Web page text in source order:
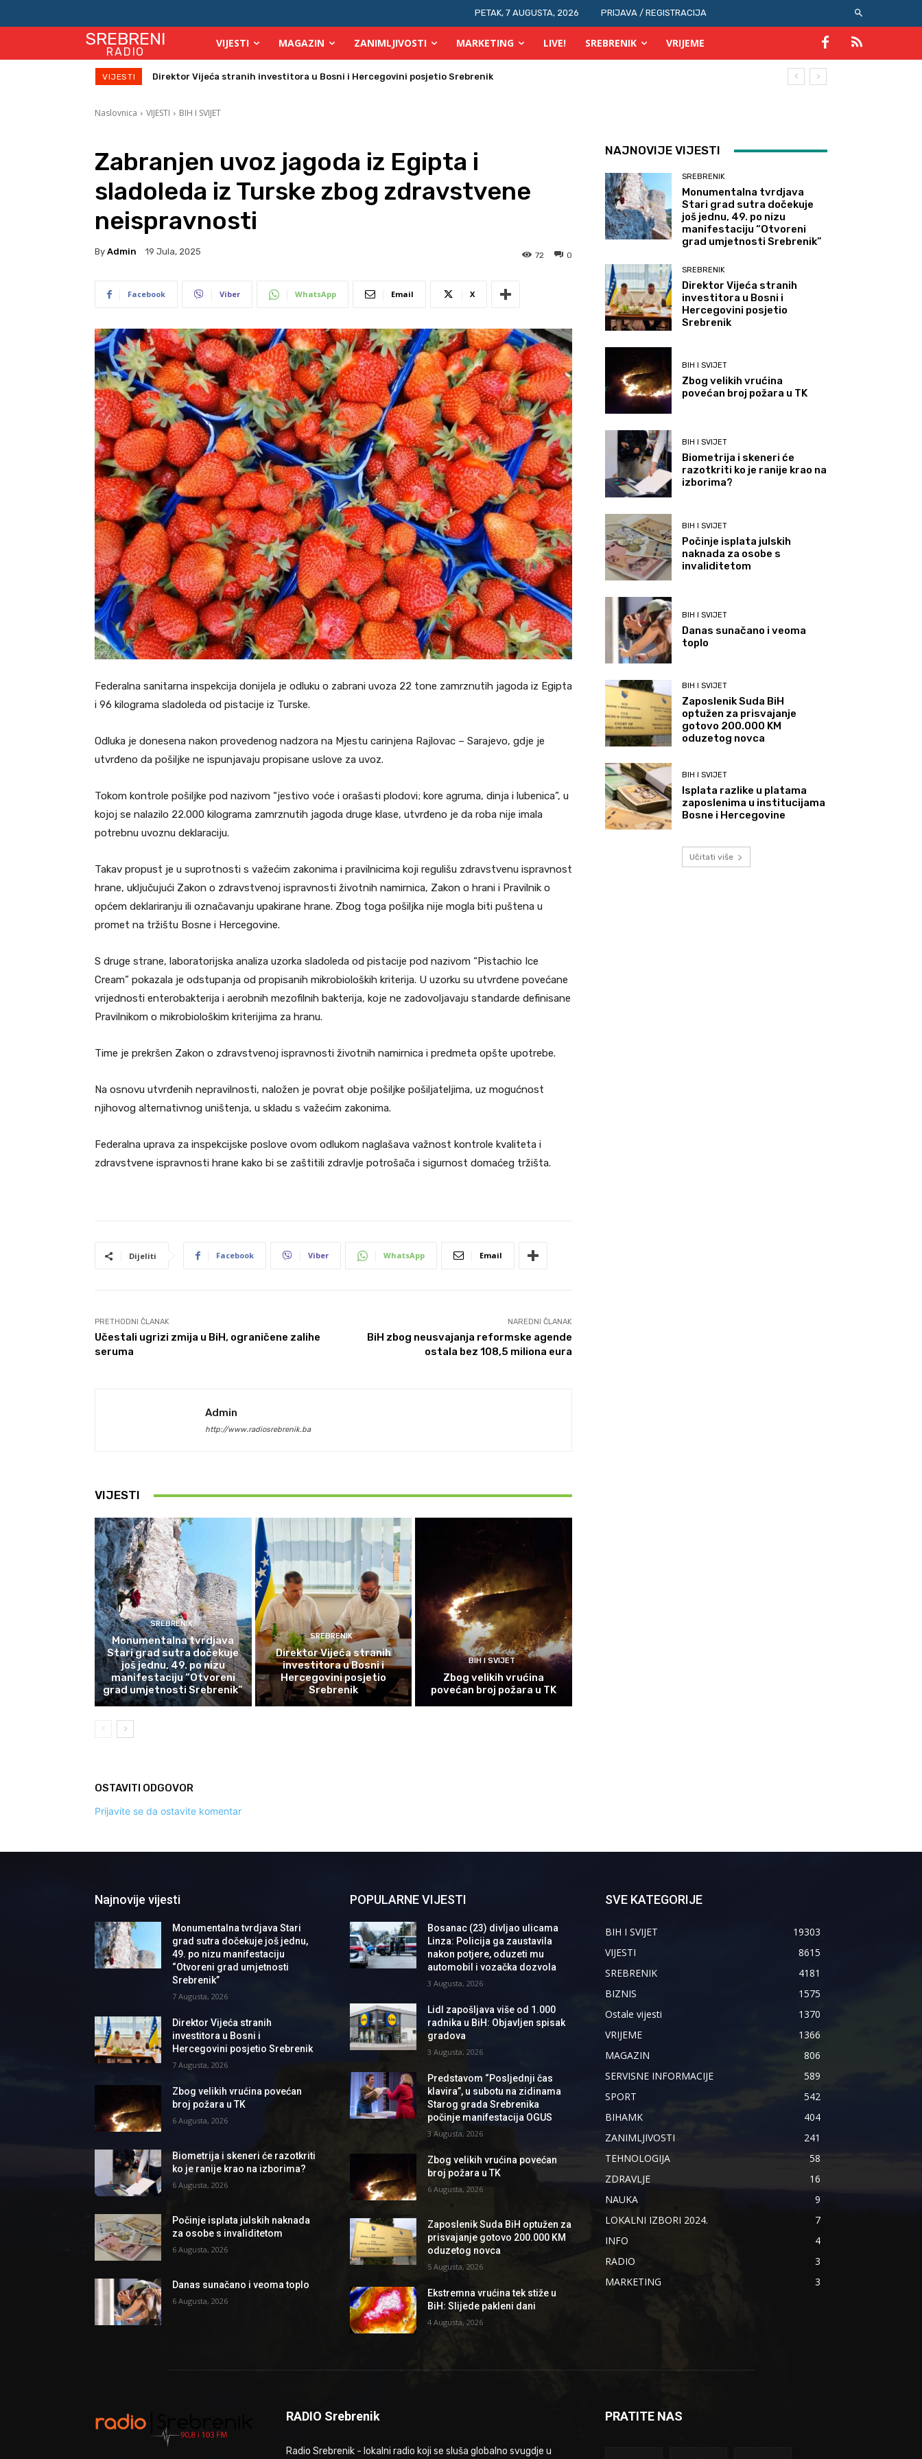
PETAK, 7 AUGUSTA, 2026 PRIJAVA / REGISTRACIJA
SREBRENI
RADIO
VIJESTI MAGAZIN ZANIMLJIVOSTI MARKETING LIVE! SREBRENIK VRIJEME
VIJESTI Zbog velikih vrućina povećan broj požara u TK
Naslovnica VIJESTI BIH I SVIJET
Zabranjen uvoz jagoda iz Egipta i
sladoleda iz Turske zbog zdravstvene
neispravnosti
By Admin 19 Jula, 2025 0
72
Facebook Viber WhatsApp Email X
Federalna sanitarna inspekcija donijela je odluku o zabrani uvoza 22 tone zamrznutih jagoda iz Egipta
i 96 kilograma sladoleda od pistacije iz Turske.
Odluka je donesena nakon provedenog nadzora na Mjestu carinjena Rajlovac – Sarajevo, gdje je
utvrđeno da pošiljke ne ispunjavaju propisane uslove za uvoz.
Tokom kontrole pošiljke pod nazivom “jestivo voće i orašasti plodovi; kore agruma, dinja i lubenica”, u
kojoj se nalazilo 22.000 kilograma zamrznutih jagoda druge klase, utvrđeno je da roba nije imala
potrebnu uvoznu deklaraciju.
Takav propust je u suprotnosti s važećim zakonima i pravilnicima koji regulišu zdravstvenu ispravnost
hrane, uključujući Zakon o zdravstvenoj ispravnosti životnih namirnica, Zakon o hrani i Pravilnik o
općem deklariranju ili označavanju upakirane hrane. Zbog toga pošiljka nije mogla biti puštena u
promet na tržištu Bosne i Hercegovine.
S druge strane, laboratorijska analiza uzorka sladoleda od pistacije pod nazivom “Pistachio Ice
Cream” pokazala je odstupanja od propisanih mikrobioloških kriterija. U uzorku su utvrđene povećane
vrijednosti enterobakterija i aerobnih mezofilnih bakterija, koje ne zadovoljavaju standarde definisane
Pravilnikom o mikrobiološkim kriterijima za hranu.
Time je prekršen Zakon o zdravstvenoj ispravnosti životnih namirnica i predmeta opšte upotrebe.
Na osnovu utvrđenih nepravilnosti, naložen je povrat obje pošiljke pošiljateljima, uz mogućnost
njihovog alternativnog uništenja, u skladu s važećim zakonima.
Federalna uprava za inspekcijske poslove ovom odlukom naglašava važnost kontrole kvaliteta i
zdravstvene ispravnosti hrane kako bi se zaštitili zdravlje potrošača i sigurnost domaćeg tržišta.
Dijeliti Facebook Viber WhatsApp Email
PRETHODNI ČLANAK
Učestali ugrizi zmija u BiH, ograničene zalihe
seruma
NAREDNI ČLANAK
BiH zbog neusvajanja reformske agende
ostala bez 108,5 miliona eura
Admin
http://www.radiosrebrenik.ba
VIJESTI
SREBRENIK
Monumentalna tvrdjava
Stari grad sutra dočekuje
još jednu, 49. po nizu
manifestaciju “Otvoreni
grad umjetnosti Srebrenik”
SREBRENIK
Direktor Vijeća stranih
investitora u Bosni i
Hercegovini posjetio
Srebrenik
BIH I SVIJET
Zbog velikih vrućina
povećan broj požara u TK
OSTAVITI ODGOVOR
Prijavite se da ostavite komentar
NAJNOVIJE VIJESTI
SREBRENIK
Monumentalna tvrdjava
Stari grad sutra dočekuje
još jednu, 49. po nizu
manifestaciju “Otvoreni
grad umjetnosti Srebrenik”
SREBRENIK
Direktor Vijeća stranih
investitora u Bosni i
Hercegovini posjetio
Srebrenik
BIH I SVIJET
Zbog velikih vrućina
povećan broj požara u TK
BIH I SVIJET
Biometrija i skeneri će
razotkriti ko je ranije krao na
izborima?
BIH I SVIJET
Počinje isplata julskih
naknada za osobe s
invaliditetom
BIH I SVIJET
Danas sunačano i veoma
toplo
BIH I SVIJET
Zaposlenik Suda BiH
optužen za prisvajanje
gotovo 200.000 KM
oduzetog novca
BIH I SVIJET
Isplata razlike u platama
zaposlenima u institucijama
Bosne i Hercegovine
Učitati više
Najnovije vijesti
Monumentalna tvrdjava Stari
grad sutra dočekuje još jednu,
49. po nizu manifestaciju
“Otvoreni grad umjetnosti
Srebrenik”
7 Augusta, 2026
Direktor Vijeća stranih
investitora u Bosni i
Hercegovini posjetio Srebrenik
7 Augusta, 2026
Zbog velikih vrućina povećan
broj požara u TK
6 Augusta, 2026
Biometrija i skeneri će razotkriti
ko je ranije krao na izborima?
6 Augusta, 2026
Počinje isplata julskih naknada
za osobe s invaliditetom
6 Augusta, 2026
Danas sunačano i veoma toplo
6 Augusta, 2026
POPULARNE VIJESTI
Bosanac (23) divljao ulicama
Linza: Policija ga zaustavila
nakon potjere, oduzeti mu
automobil i vozačka dozvola
3 Augusta, 2026
Lidl zapošljava više od 1.000
radnika u BiH: Objavljen spisak
gradova
3 Augusta, 2026
Predstavom “Posljednji čas
klavira”, u subotu na zidinama
Starog grada Srebrenika
počinje manifestacija OGUS
3 Augusta, 2026
Zbog velikih vrućina povećan
broj požara u TK
6 Augusta, 2026
Zaposlenik Suda BiH optužen za
prisvajanje gotovo 200.000 KM
oduzetog novca
5 Augusta, 2026
Ekstremna vrućina tek stiže u
BiH: Slijede pakleni dani
4 Augusta, 2026
SVE KATEGORIJE
BIH I SVIJET
19303
VIJESTI
8615
SREBRENIK
4181
BIZNIS
1575
Ostale vijesti
1370
VRIJEME
1366
MAGAZIN
806
SERVISNE INFORMACIJE
589
SPORT
542
BIHAMK
404
ZANIMLJIVOSTI
241
TEHNOLOGIJA
58
ZDRAVLJE
16
NAUKA
9
LOKALNI IZBORI 2024.
7
INFO
4
RADIO
3
MARKETING
3
RADIO Srebrenik
Radio Srebrenik - lokalni radio koji se sluša globalno svugdje u
PRATITE NAS